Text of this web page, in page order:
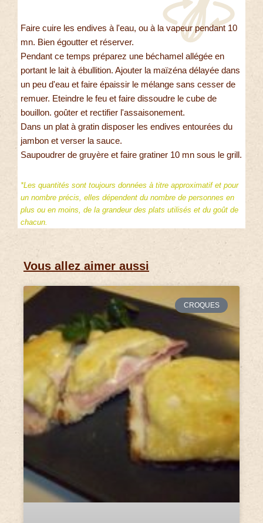
Faire cuire les endives à l'eau, ou à la vapeur pendant 10
mn. Bien égoutter et réserver.
Pendant ce temps préparez une béchamel allégée en
portant le lait à ébullition. Ajouter la maïzéna délayée dans
un peu d'eau et faire épaissir le mélange sans cesser de
remuer. Eteindre le feu et faire dissoudre le cube de
bouillon. goûter et rectifier l'assaisonement.
Dans un plat à gratin disposer les endives entourées du
jambon et verser la sauce.
Saupoudrer de gruyère et faire gratiner 10 mn sous le grill.
*Les quantités sont toujours données à titre approximatif et pour
un nombre précis, elles dépendent du nombre de personnes en
plus ou en moins, de la grandeur des plats utilisés et du goût de
chacun.
Vous allez aimer aussi
CROQUES